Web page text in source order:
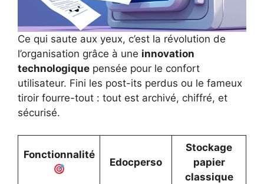
Ce qui saute aux yeux, c’est la révolution de
l’organisation grâce à une innovation
technologique pensée pour le confort
utilisateur. Fini les post-its perdus ou le fameux
tiroir fourre-tout : tout est archivé, chiffré, et
sécurisé.
Fonctionnalité
Edocperso
Stockage
papier
classique